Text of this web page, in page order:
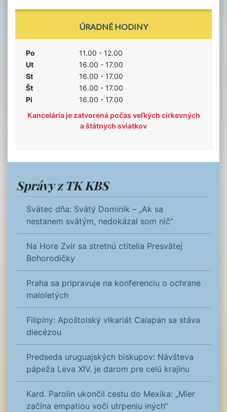
ÚRADNÉ HODINY
Po
11.00 - 12.00
Ut
16.00 - 17.00
St
16.00 - 17.00
Št
16.00 - 17.00
Pi
16.00 - 17.00
Kancelária je zatvorená počas veľkých cirkevných
a štátnych sviatkov
Správy z TK KBS
Svätec dňa: Svätý Dominik – „Ak sa
nestanem svätým, nedokázal som nič“
Na Hore Zvir sa stretnú ctitelia Presvätej
Bohorodičky
Praha sa pripravuje na konferenciu o ochrane
maloletých
Filipíny: Apoštolský vikariát Calapan sa stáva
diecézou
Predseda uruguajských biskupov: Návšteva
pápeža Leva XIV. je darom pre celú krajinu
Kard. Parolin ukončil cestu do Mexika: „Mier
začína empatiou voči utrpeniu iných“